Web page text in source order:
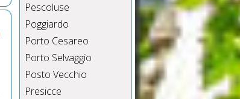
Pescoluse
Poggiardo
Porto Cesareo
Porto Selvaggio
Posto Vecchio
Presicce